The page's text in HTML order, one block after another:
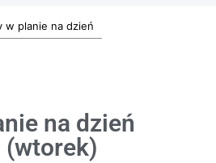
w planie na dzień
na dzień
(wtorek)